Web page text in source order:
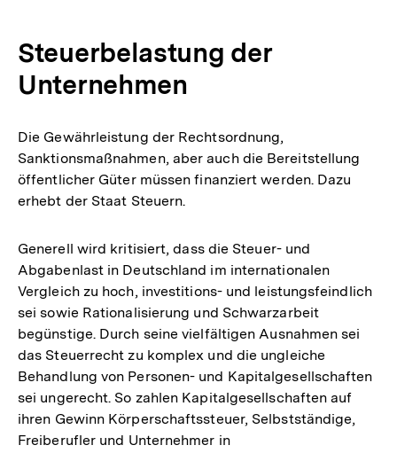
Steuerbelastung der
Unternehmen
Die Gewährleistung der Rechtsordnung,
Sanktionsmaßnahmen, aber auch die Bereitstellung
öffentlicher Güter müssen finanziert werden. Dazu
erhebt der Staat Steuern.
Generell wird kritisiert, dass die Steuer- und
Abgabenlast in Deutschland im internationalen
Vergleich zu hoch, investitions- und leistungsfeindlich
sei sowie Rationalisierung und Schwarzarbeit
begünstige. Durch seine vielfältigen Ausnahmen sei
das Steuerrecht zu komplex und die ungleiche
Behandlung von Personen- und Kapitalgesellschaften
sei ungerecht. So zahlen Kapitalgesellschaften auf
ihren Gewinn Körperschaftssteuer, Selbstständige,
Freiberufler und Unternehmer in